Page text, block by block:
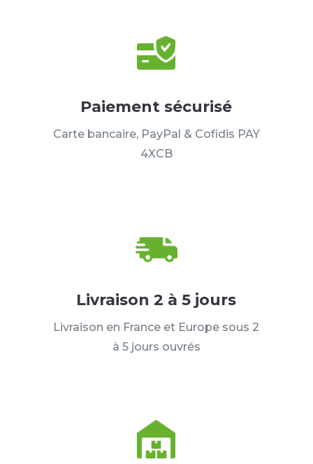
Paiement sécurisé
Carte bancaire, PayPal & Cofidis PAY
4XCB
Livraison 2 à 5 jours
Livraison en France et Europe sous 2
à 5 jours ouvrés